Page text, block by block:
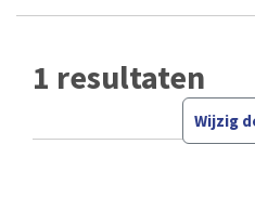
1 resultaten
Wijzig